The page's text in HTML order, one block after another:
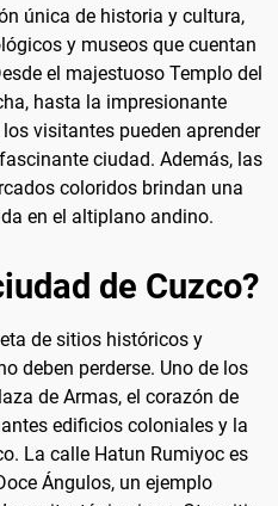
única de historia y cultura,
y museos que cuentan
el majestuoso Templo del
hasta la impresionante
visitantes pueden aprender
ciudad. Además, las
coloridos brindan una
en el altiplano andino.
de Cuzco?
de sitios históricos y
deben perderse. Uno de los
de Armas, el corazón de
edificios coloniales y la
La calle Hatun Rumiyoc es
Ángulos, un ejemplo